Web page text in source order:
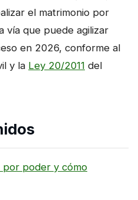
el matrimonio por
vía que puede agilizar
en 2026, conforme al
y la Ley 20/2011 del
por poder y cómo